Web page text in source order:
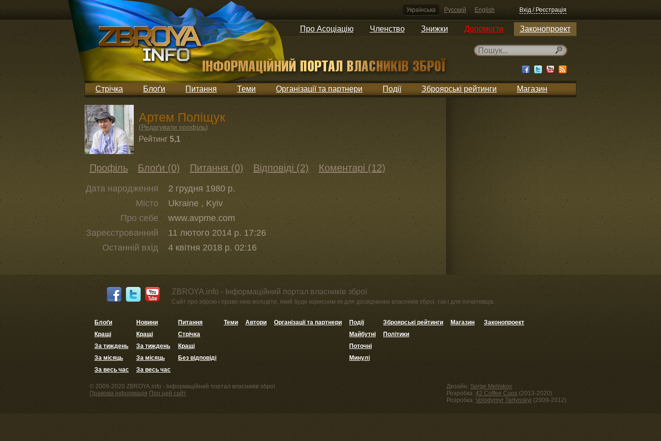
Українська Русский English Вхід / Реєстрація
Про Асоціацію Членство Знижки Допомогти Законопроект
Стрічка Блоґи Питання Теми Організації та партнери Події Зброярські рейтинги Магазин
Артем Поліщук
(Редагувати профіль)
Рейтинг 5,1
Профіль Блоґи (0) Питання (0) Відповіді (2) Коментарі (12)
Дата народження
2 грудня 1980 р.
Місто
Ukraine , Kyiv
Про себе
www.avpme.com
Зареєстрованний
11 лютого 2014 р. 17:26
Останній вхід
4 квітня 2018 р. 02:16
ZBROYA.info - Інформаційний портал власників зброї
Сайт про зброю і право нею володіти, який буде корисним як для досвідчених власників зброї, так і для початківців.
Блоґи
Кращі
За тиждень
За місяць
За весь час
Новини
Кращі
За тиждень
За місяць
За весь час
Питання
Стрічка
Кращі
Без відповіді
Теми Автори Організації та партнери
Події
Майбутні
Поточні
Минулі
Зброярські рейтинги
Політики
Магазин Законопроект
© 2009-2020 ZBROYA.info - Інформаційний портал власників зброї
Правова інформація Про цей сайт
Дизайн: Serge Melnikov
Розробка: 42 Coffee Cups (2013-2020)
Розробка: Volodymyr Tartynskyi (2009-2012)